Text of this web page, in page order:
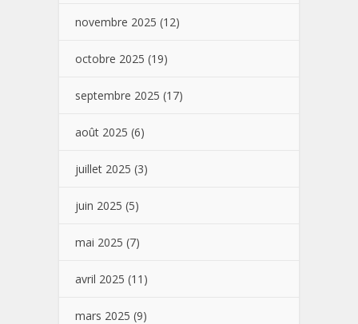
novembre 2025 (12)
octobre 2025 (19)
septembre 2025 (17)
août 2025 (6)
juillet 2025 (3)
juin 2025 (5)
mai 2025 (7)
avril 2025 (11)
mars 2025 (9)